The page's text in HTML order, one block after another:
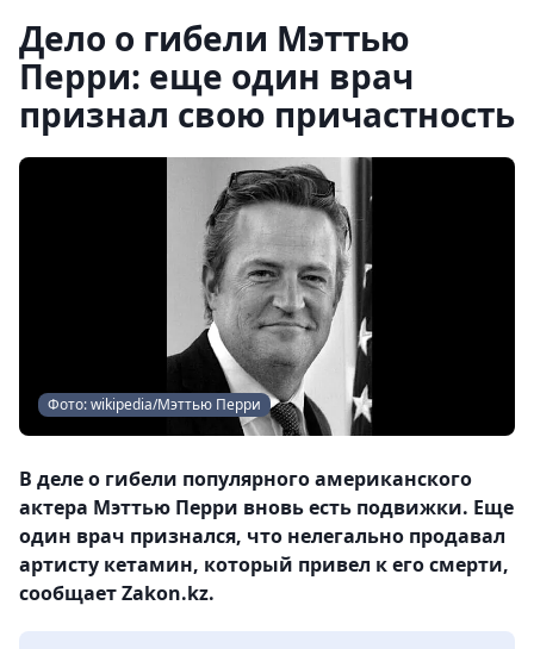
Дело о гибели Мэттью
Перри: еще один врач
признал свою причастность
Фото: wikipedia/Мэттью Перри
В деле о гибели популярного американского
актера Мэттью Перри вновь есть подвижки. Еще
один врач признался, что нелегально продавал
артисту кетамин, который привел к его смерти,
сообщает Zakon.kz.